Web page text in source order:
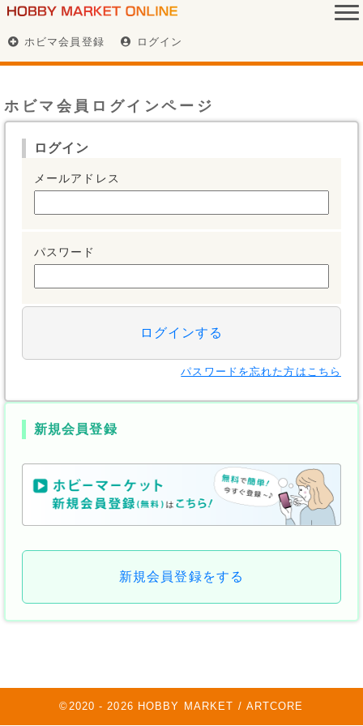
ホビマ会員登録 ログイン
ホビマ会員ログインページ
ログイン
メールアドレス
パスワード
ログインする
パスワードを忘れた方はこちら
新規会員登録
新規会員登録をする
©2020 -2026 HOBBY MARKET / ARTCORE